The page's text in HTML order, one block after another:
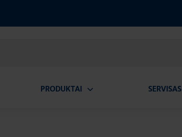
PRODUKTAI SERVISAS